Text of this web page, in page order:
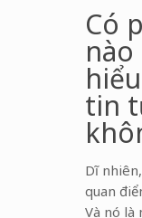
Có
tin
Dĩ
quan
Và nó là